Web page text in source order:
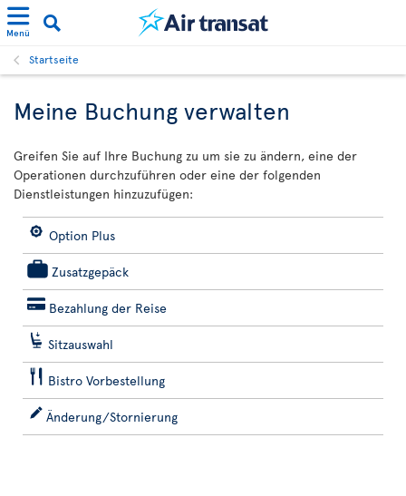
Menü
Startseite
Meine Buchung verwalten
Greifen Sie auf Ihre Buchung zu um sie zu ändern, eine der
Operationen durchzuführen oder eine der folgenden
Dienstleistungen hinzuzufügen:
Option Plus
Zusatzgepäck
Bezahlung der Reise
Sitzauswahl
Bistro Vorbestellung
Änderung/Stornierung